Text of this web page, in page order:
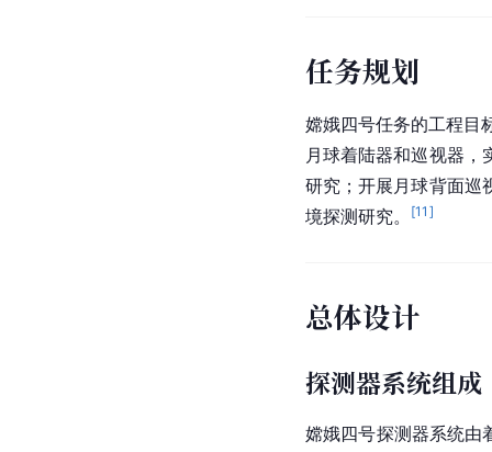
任务规划
嫦娥四号任务的工程目
月球着陆器和巡视器，
研究；开展月球背面巡
境探测研究。
[11 ]
总体设计
探测器系统组成
嫦娥四号探测器系统由